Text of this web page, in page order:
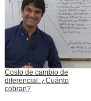
Costo de cambio de
diferencial: ¿Cuánto
cobran?